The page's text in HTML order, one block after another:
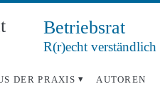
Betriebsrat
R(r)echt
DER PRAXIS AUTOREN